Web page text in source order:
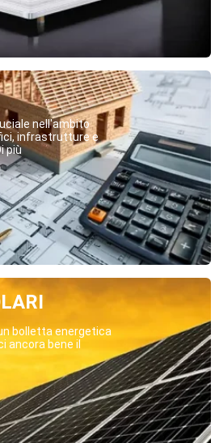
nell'ambito
infrastrutture e
più
bolletta energetica
ancora bene il